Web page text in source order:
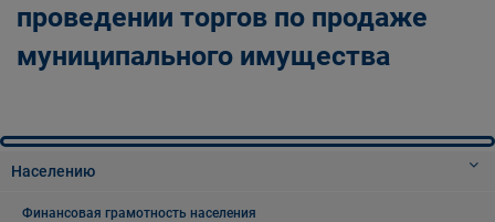
проведении торгов по продаже
муниципального имущества
Населению
Финансовая грамотность населения